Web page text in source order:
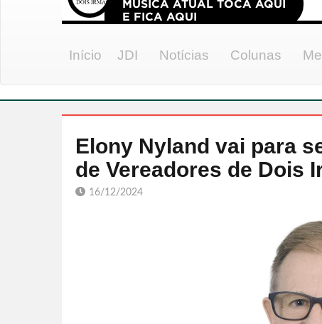
Início JDI Notícias Colunas
Elony Nyland vai para
de Vereadores de Dois
16/12/2024